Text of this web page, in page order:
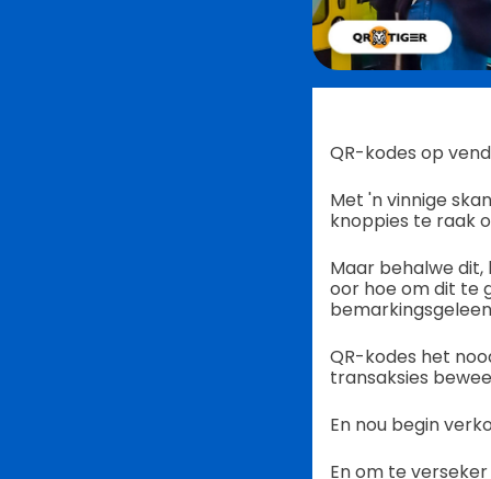
QR-kodes op
Met 'n vinnige
knoppies te raak
Maar behalwe
oor hoe om dit te
QR-kodes het
transaksies
En nou begin
En om te